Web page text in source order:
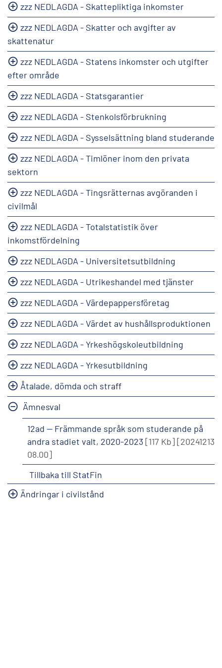
zzz NEDLAGDA - Skattepliktiga inkomster
zzz NEDLAGDA - Skatter och avgifter av
skattenatur
zzz NEDLAGDA - Statens inkomster och utgifter
efter område
zzz NEDLAGDA - Statsgarantier
zzz NEDLAGDA - Stenkolsförbrukning
zzz NEDLAGDA - Sysselsättning bland studerande
zzz NEDLAGDA - Timlöner inom den privata
sektorn
zzz NEDLAGDA - Tingsrätternas avgöranden i
civilmål
zzz NEDLAGDA - Totalstatistik över
inkomstfördelning
zzz NEDLAGDA - Universitetsutbildning
zzz NEDLAGDA - Utrikeshandel med tjänster
zzz NEDLAGDA - Värdepappersföretag
zzz NEDLAGDA - Värdet av hushållsproduktionen
zzz NEDLAGDA - Yrkeshögskoleutbildning
zzz NEDLAGDA - Yrkesutbildning
Åtalade, dömda och straff
Ämnesval
12ad -- Främmande språk som studerande på
andra stadiet valt, 2020-2023 [117 Kb][20241213
08.00]
Tillbaka till StatFin
Ändringar i civilstånd